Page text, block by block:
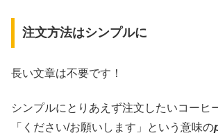
注文方法はシンプルに
長い文章は不要です！
シンプルにとりあえず注文したいコーヒ
「ください/お願いします」という意味の